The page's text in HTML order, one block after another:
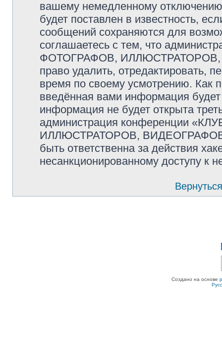
вашему немедленному
будет поставлен в известность,
сообщений сохраняются для
соглашаетесь с тем, что
ФОТОГРАФОВ,
право удалить, отредактировать,
время по своему усмотрению. Как
введённая вами информация
информация не будет открыта
администрация конференции
ИЛЛЮСТРАТОРОВ, ВИДЕОГРАФОВ
быть ответственна за действия
несанкционированному доступу к
Создано на основе